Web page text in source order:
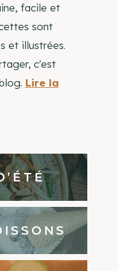
facile et
sont
et illustrées.
c'est
Lire la